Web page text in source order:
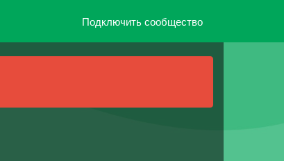
Подключить сообщество